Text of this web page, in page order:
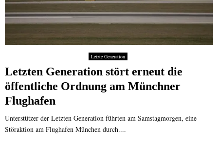
Letzte Generation
Letzten Generation stört erneut die
öffentliche Ordnung am Münchner
Flughafen
Unterstützer der Letzten Generation führten am Samstagmorgen, eine
Störaktion am Flughafen München durch....